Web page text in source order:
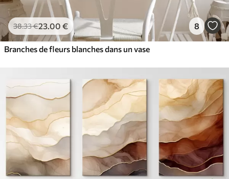
38.33€23 .00 € 8
Branches de fleurs blanches dans un vase